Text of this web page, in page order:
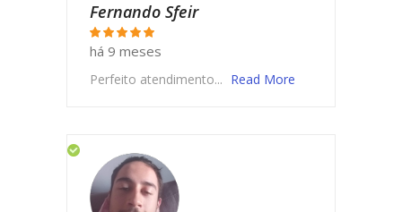
Fernando Sfeir
há 9 meses
Perfeito atendimento... Read More